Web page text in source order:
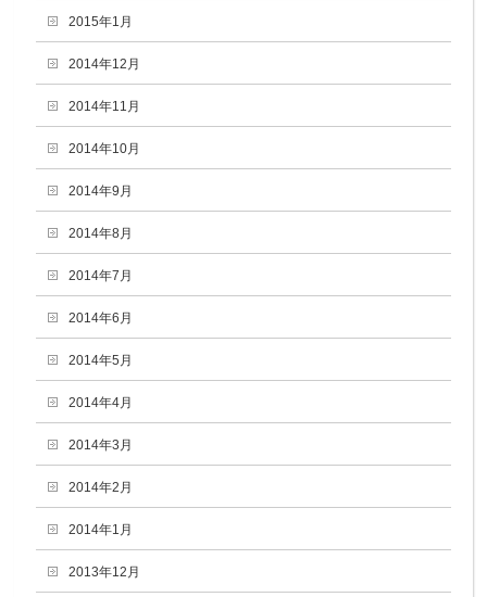
2015年1月
2014年12月
2014年11月
2014年10月
2014年9月
2014年8月
2014年7月
2014年6月
2014年5月
2014年4月
2014年3月
2014年2月
2014年1月
2013年12月